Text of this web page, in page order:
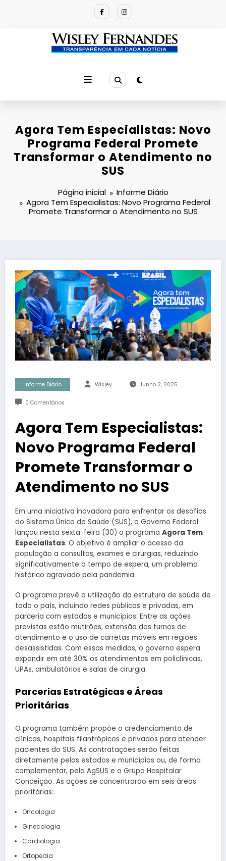
Agora Tem Especialistas: Novo
Programa Federal Promete
Transformar o Atendimento no
SUS
Página inicial
Informe Diário
Agora Tem Especialistas: Novo Programa Federal
Promete Transformar o Atendimento no SUS
Informe Diário Wisley Junho 2, 2025
0 Comentários
Agora Tem Especialistas:
Novo Programa Federal
Promete Transformar o
Atendimento no SUS
Em uma iniciativa inovadora para enfrentar os desafios
do Sistema Único de Saúde (SUS), o Governo Federal
lançou nesta sexta-feira (30) o programa Agora Tem
Especialistas. O objetivo é ampliar o acesso da
população a consultas, exames e cirurgias, reduzindo
significativamente o tempo de espera, um problema
histórico agravado pela pandemia.
O programa prevê a utilização da estrutura de saúde de
todo o país, incluindo redes públicas e privadas, em
parceria com estados e municípios. Entre as ações
previstas estão mutirões, extensão dos turnos de
atendimento e o uso de carretas móveis em regiões
desassistidas. Com essas medidas, o governo espera
expandir em até 30% os atendimentos em policlínicas,
UPAs, ambulatórios e salas de cirurgia.
Parcerias Estratégicas e Áreas
Prioritárias
O programa também propõe o credenciamento de
clínicas, hospitais filantrópicos e privados para atender
pacientes do SUS. As contratações serão feitas
diretamente pelos estados e municípios ou, de forma
complementar, pela AgSUS e o Grupo Hospitalar
Conceição. As ações se concentrarão em seis áreas
prioritárias:
Oncologia
Ginecologia
Cardiologia
Ortopedia